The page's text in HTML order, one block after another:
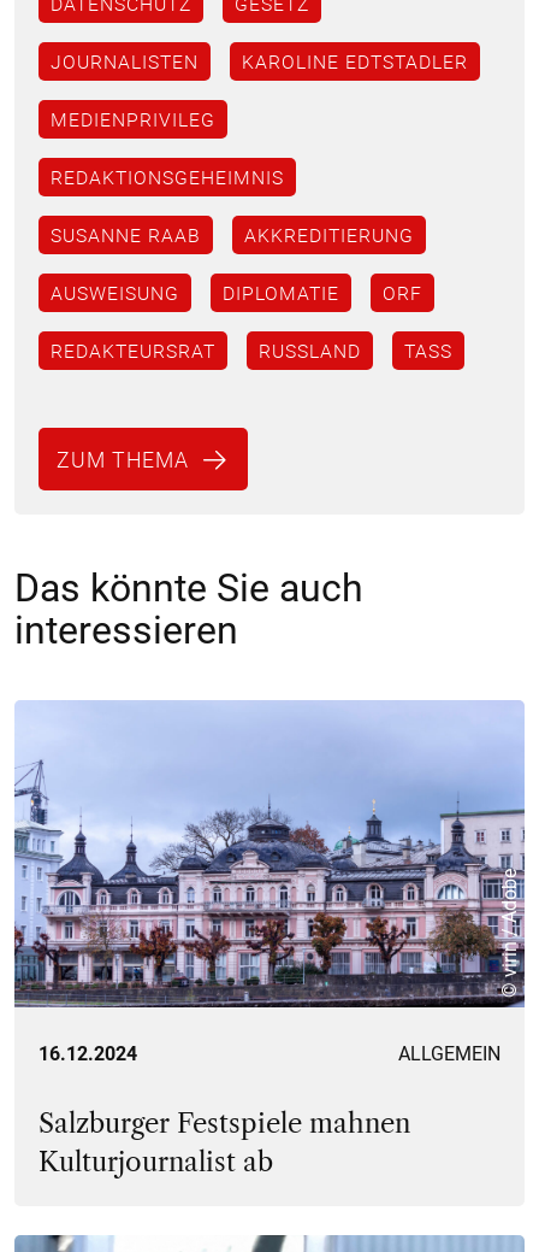
JOURNALISTEN KAROLINE EDTSTADLER
MEDIENPRIVILEG
REDAKTIONSGEHEIMNIS
SUSANNE RAAB AKKREDITIERUNG
AUSWEISUNG DIPLOMATIE ORF
REDAKTEURSRAT RUSSLAND TASS
ZUM THEMA
Das könnte Sie auch
interessieren
© virin / Adobe
16.12.2024 ALLGEMEIN
Salzburger Festspiele mahnen
Kulturjournalist ab